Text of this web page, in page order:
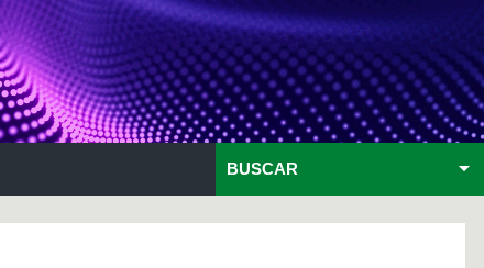
BUSCAR